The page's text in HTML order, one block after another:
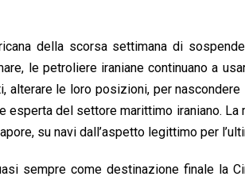
della scorsa settimana di
le petroliere iraniane continuano a
alterare le loro posizioni, per
esperta del settore marittimo iraniano.
su navi dall’aspetto legittimo per
sempre come destinazione finale la